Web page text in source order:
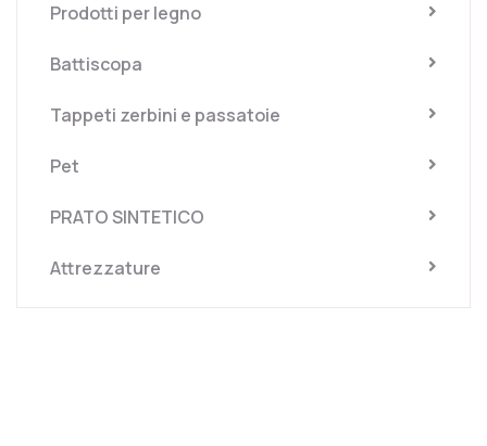
Prodotti per legno
Battiscopa
Tappeti zerbini e passatoie
Pet
PRATO SINTETICO
Attrezzature